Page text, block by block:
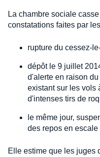
La chambre sociale
constatations faites par
rupture du cessez-
dépôt le 9 juillet
d'alerte en raison
existant sur les vols
d'intenses tirs de
le même jour,
des repos en
Elle estime que les juges